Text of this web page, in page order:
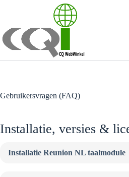
inhoud
Gebruikersvragen (FAQ)
Installatie, versies &
Installatie Reunion NL taalmodule